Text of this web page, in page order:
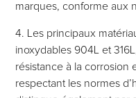
marques, conforme aux
4. Les principaux
inoxydables 904L et
résistance à la corrosion
respectant les normes